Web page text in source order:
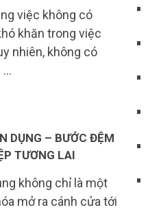
việc không có
khăn trong việc
nhiên, không có
…
DỤNG – BƯỚC ĐỆM
TƯƠNG LAI
không chỉ là một
mở ra cánh cửa tới